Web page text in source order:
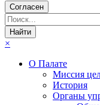
Согласен
×
О Палате
Миссия
История
Органы